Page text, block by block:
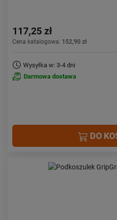
117,25 zł
Cena katalogowa: 152,90 zł
Wysyłka w: 3-4 dni
Darmowa dostawa
DO